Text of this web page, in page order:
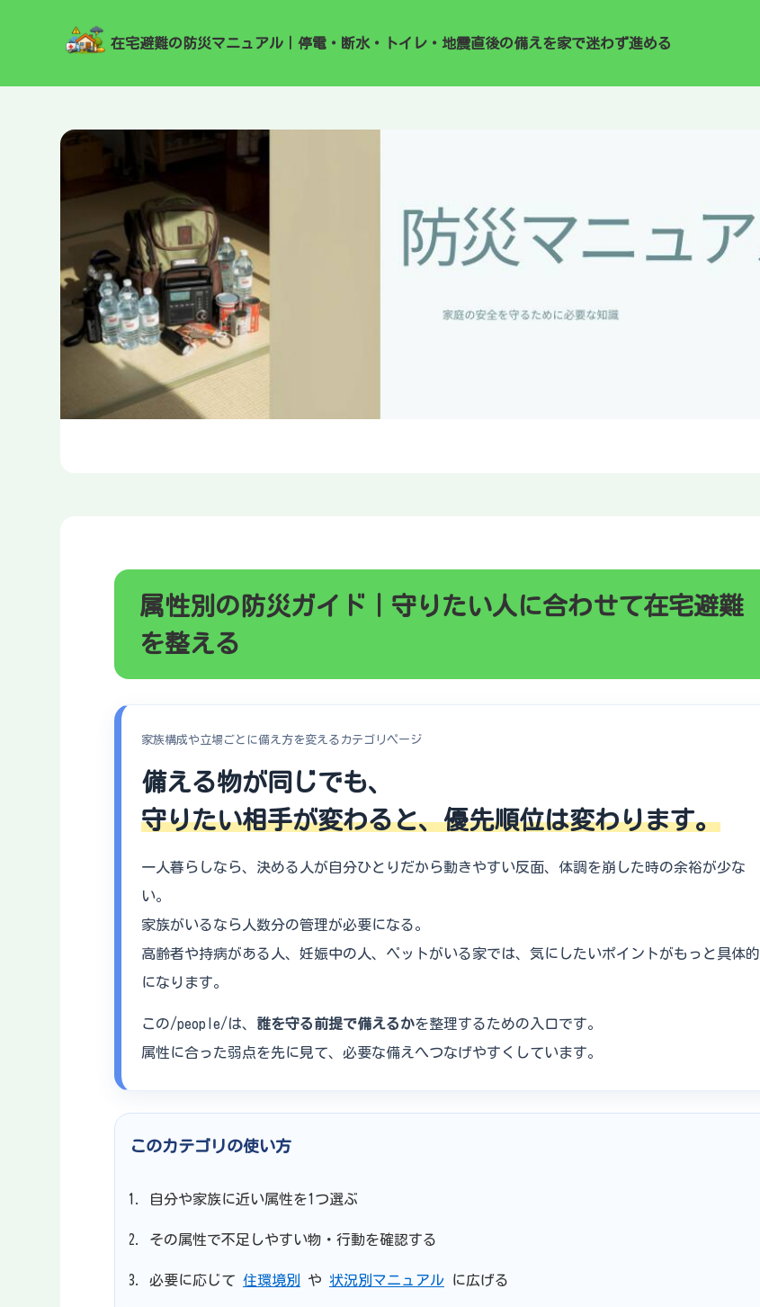
在宅避難の防災マニュアル｜停電・断水・トイレ・地震直後の備えを家で迷わず進める
属性別の防災ガイド｜守りたい人に合わせて在宅避難
を整える
家族構成や立場ごとに備え方を変えるカテゴリページ
備える物が同じでも、
守りたい相手が変わると、優先順位は変わります。
一人暮らしなら、決める人が自分ひとりだから動きやすい反面、体調を崩した時の余裕が少な
い。
家族がいるなら人数分の管理が必要になる。
高齢者や持病がある人、妊娠中の人、ペットがいる家では、気にしたいポイントがもっと具体的
になります。
この/people/は、 誰を守る前提で備えるかを整理するための入口です。
属性に合った弱点を先に見て、必要な備えへつなげやすくしています。
このカテゴリの使い方
自分や家族に近い属性を1つ選ぶ
その属性で不足しやすい物・行動を確認する
必要に応じて 住環境別 や 状況別マニュアルに広げる